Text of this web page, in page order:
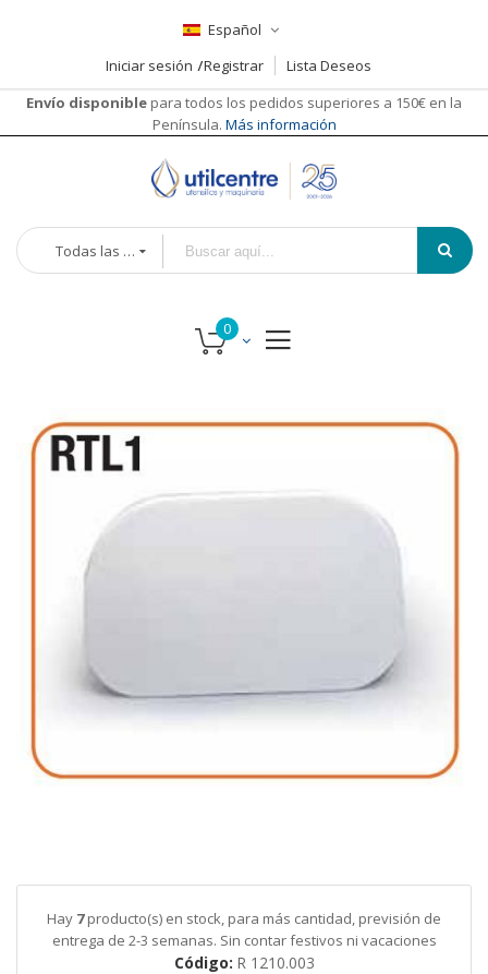
Español
Iniciar sesión
Registrar
Lista Deseos
Envío disponible para todos los pedidos superiores a 150€ en la
Península. Más información
Todas las categorías
final
de
comienzo
galería
Hay 7producto(s) en stock, para más cantidad, previsión de
entrega de 2-3 semanas. Sin contar festivos ni vacaciones
Código R 1210.003